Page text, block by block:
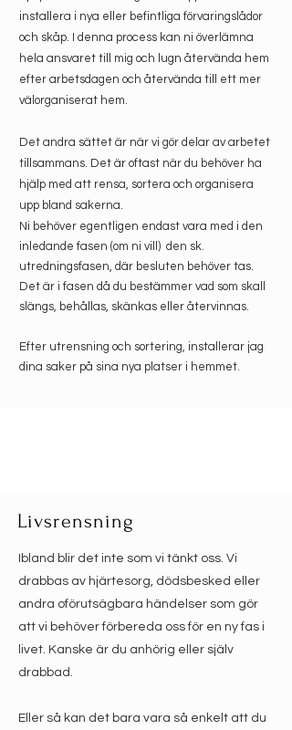
installera i nya eller befintliga förvaringslådor
och skåp. I denna process kan ni överlämna
hela ansvaret till mig och lugn återvända hem
efter arbetsdagen och återvända till ett mer
välorganiserat hem.
Det andra sättet är när vi gör delar av arbetet
tillsammans. Det är oftast när du behöver ha
hjälp med att rensa, sortera och organisera
upp bland sakerna.
Ni behöver egentligen endast vara med i den
inledande fasen (om ni vill) den sk.
utredningsfasen, där besluten behöver tas.
Det är i fasen då du bestämmer vad som skall
slängs, behållas, skänkas eller återvinnas.
Efter utrensning och sortering, installerar jag
dina saker på sina nya platser i hemmet.
Livsrensning
Ibland blir det inte som vi tänkt oss. Vi
drabbas av hjärtesorg, dödsbesked eller
andra oförutsägbara händelser som gör
att vi behöver förbereda oss för en ny fas i
livet. Kanske är du anhörig eller själv
drabbad.
Eller så kan det bara vara så enkelt att du